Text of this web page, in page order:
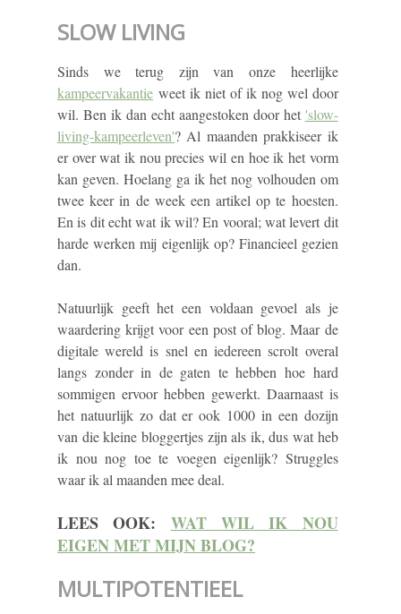
SLOW LIVING
Sinds we terug zijn van onze heerlijke
kampeervakantie weet ik niet of ik nog wel door
wil. Ben ik dan echt aangestoken door het 'slow-
living-kampeerleven'? Al maanden prakkiseer ik
er over wat ik nou precies wil en hoe ik het vorm
kan geven. Hoelang ga ik het nog volhouden om
twee keer in de week een artikel op te hoesten.
En is dit echt wat ik wil? En vooral; wat levert dit
harde werken mij eigenlijk op? Financieel gezien
dan.
Natuurlijk geeft het een voldaan gevoel als je
waardering krijgt voor een post of blog. Maar de
digitale wereld is snel en iedereen scrolt overal
langs zonder in de gaten te hebben hoe hard
sommigen ervoor hebben gewerkt. Daarnaast is
het natuurlijk zo dat er ook 1000 in een dozijn
van die kleine bloggertjes zijn als ik, dus wat heb
ik nou nog toe te voegen eigenlijk? Struggles
waar ik al maanden mee deal.
LEES OOK: WAT WIL IK NOU
EIGEN MET MIJN BLOG?
MULTIPOTENTIEEL